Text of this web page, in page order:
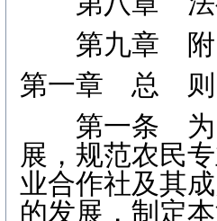
第九章
第一章 总 则
第一条 为了
展，规范农民
业合作社及其
的发展，制定